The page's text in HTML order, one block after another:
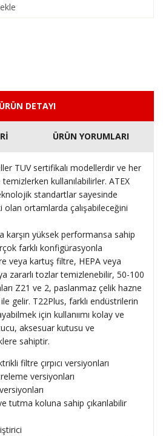
ÜRÜN DETAYI
ÜRÜN YORUMLARI
TUV sertifikalı modellerdir ve her
kullanılabilirler. ATEX
standartlar sayesinde
ortamlarda çalışabileceğini
karşın yüksek performansa sahip
farklı konfigürasyonla
veya kartuş filtre, HEPA veya
zararlı tozlar temizlenebilir, 50-100
Z21 ve 2, paslanmaz çelik hazne
gelir. T22Plus, farklı endüstrilerin
için kullanıımı kolay ve
aksesuar kutusu ve
sahiptir.
filtre çırpıcı versiyonları
versiyonları
tutma koluna sahip çıkarılabilir